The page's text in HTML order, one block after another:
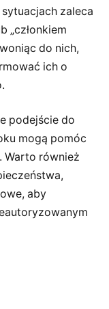
zaleca
„członkiem
do nich,
ich o
podejście do
mogą pomóc
Warto również
aby